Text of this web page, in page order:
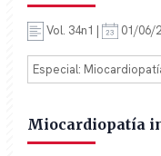
Vol. 34n1 | 01/06/
Especial:
Miocardiopatía